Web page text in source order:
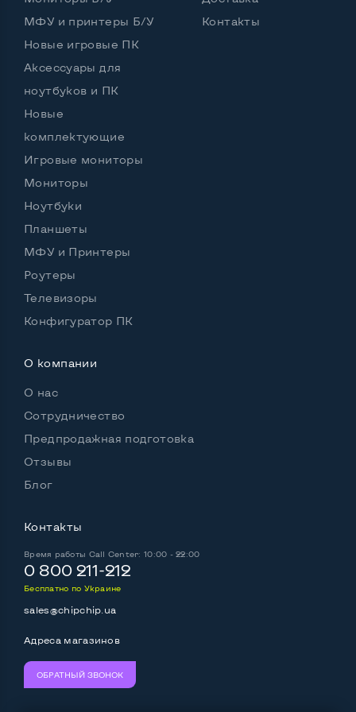
Комплектация: Монитор, кабель питания
МФУ и принтеры Б/У
Новые игровые ПК
Аксессуары для
ноутбуков и ПК
Новые
комплектующие
Игровые мониторы
Мониторы
Ноутбуки
Планшеты
МФУ и Принтеры
Роутеры
Телевизоры
Конфигуратор ПК
Контакты
О компании
О нас
Сотрудничество
Предпродажная подготовка
Отзывы
Блог
Контакты
Время работы Call Center: 10:00 - 22:00
0 800 211-212
Бесплатно по Украине
sales@chipchip.ua
Адреса магазинов
ОБРАТНЫЙ ЗВОНОК